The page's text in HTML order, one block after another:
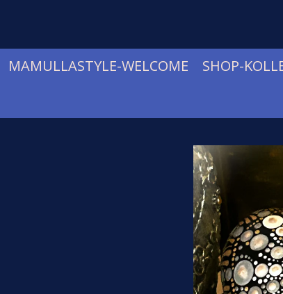
springen
MAMULLASTYLE-WELCOME SHOP-